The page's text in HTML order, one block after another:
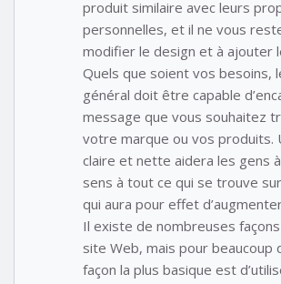
produit similaire avec leurs
personnelles, et il ne vous
modifier le design et à ajouter
Quels que soient vos besoins,
général doit être capable
message que vous souhaitez
votre marque ou vos produits.
claire et nette aidera les gens
sens à tout ce qui se trouve
qui aura pour effet
Il existe de nombreuses
site Web, mais pour beaucoup
façon la plus basique est